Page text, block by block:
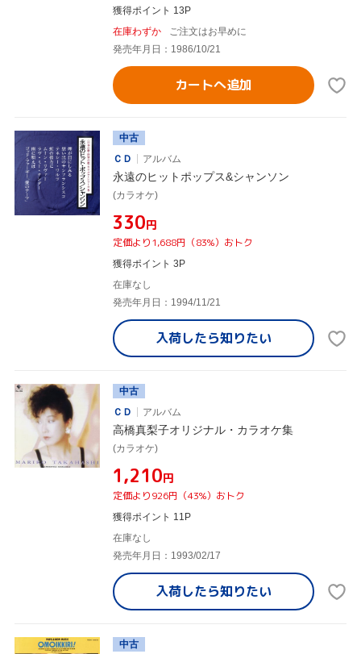
獲得ポイント 13P
在庫わずか
ご注文はお早めに
発売年月日：1986/10/21
カートへ追加
中古
ＣＤ
アルバム
永遠のヒットポップス&シャンソン
(カラオケ)
¥330円
定価より1,688円（83%）おトク
獲得ポイント 3P
在庫なし
発売年月日：1994/11/21
入荷したら知りたい
中古
ＣＤ
アルバム
高橋真梨子オリジナル・カラオケ集
(カラオケ)
¥1,210円
定価より926円（43%）おトク
獲得ポイント 11P
在庫なし
発売年月日：1993/02/17
入荷したら知りたい
中古